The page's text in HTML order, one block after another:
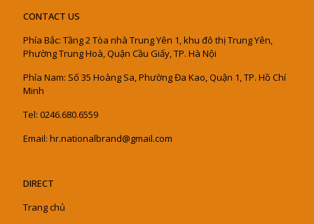
CONTACT US
Phía Bắc: Tầng 2 Tòa nhà Trung Yên 1, khu đô thị Trung Yên,
Phường Trung Hoà, Quận Cầu Giấy, TP. Hà Nội
Phía Nam: Số 35 Hoàng Sa, Phường Đa Kao, Quận 1, TP. Hồ Chí
Minh
Tel: 0246.680.6559
Email: hr.nationalbrand@gmail.com
DIRECT
Trang chủ